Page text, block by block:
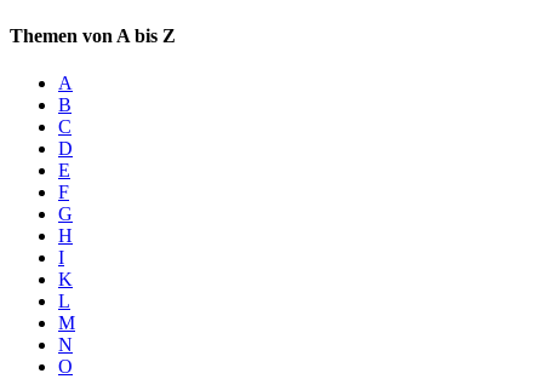
Themen von A bis Z
A
B
C
D
E
F
G
H
I
K
L
M
N
O